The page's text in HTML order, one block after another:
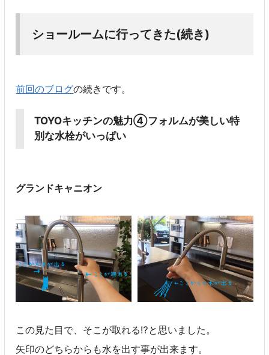
ショールームに行ってきた(続き)
前回のブログの続きです。
TOYOキッチンの魅力④フォルムが美しい特
別な水栓がいっぱい
グランドキャニオン
この見た目で、そこが取れる⁉と思いました。
矢印のどちらからも水を出す事が出来ます。